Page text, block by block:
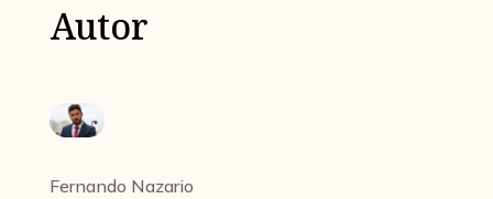
Autor
Fernando Nazario